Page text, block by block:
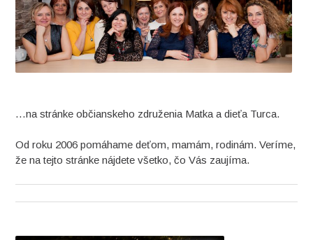
…na stránke občianskeho združenia Matka a dieťa Turca.
Od roku 2006 pomáhame deťom, mamám, rodinám. Veríme,
že na tejto stránke nájdete všetko, čo Vás zaujíma.